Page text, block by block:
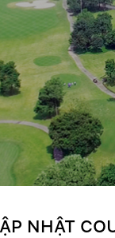
NHẬT